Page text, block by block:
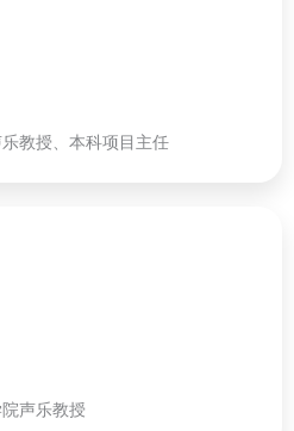
教授、本科项目主任
声乐教授